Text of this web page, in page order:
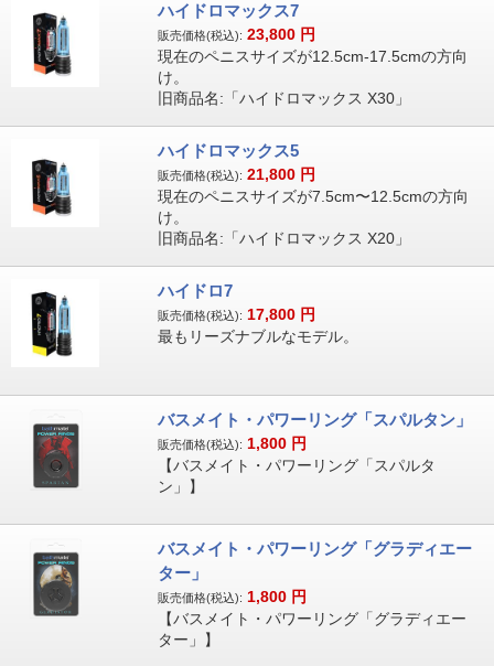
ハイドロマックス7
販売価格(税込): 23,800 円
現在のペニスサイズが12.5cm-17.5cmの方向
け。
旧商品名:「ハイドロマックス X30」
ハイドロマックス5
販売価格(税込): 21,800 円
現在のペニスサイズが7.5cm〜12.5cmの方向
け。
旧商品名:「ハイドロマックス X20」
ハイドロ7
販売価格(税込): 17,800 円
最もリーズナブルなモデル。
バスメイト・パワーリング「スパルタン」
販売価格(税込): 1,800 円
【バスメイト・パワーリング「スパルタ
ン」】
バスメイト・パワーリング「グラディエー
ター」
販売価格(税込): 1,800 円
【バスメイト・パワーリング「グラディエー
ター」】